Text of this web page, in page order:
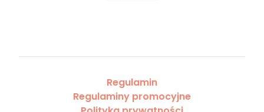
Regulamin
Regulaminy promocyjne